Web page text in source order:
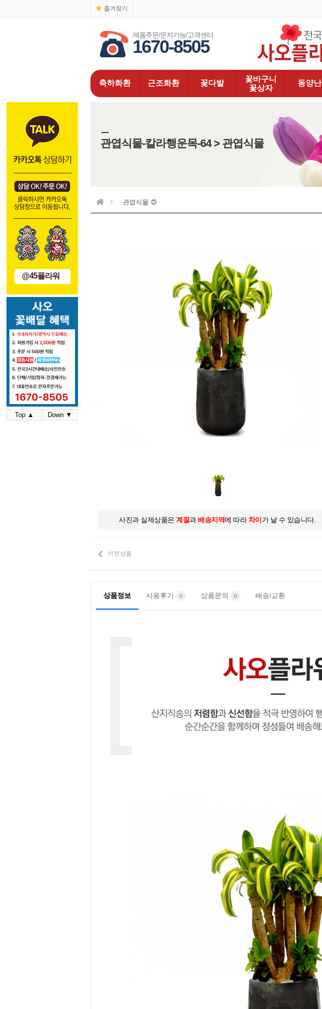
즐겨찾기
제품주문/문자가능/고객센터
1670-8505
축하화환 근조화환 꽃다발
꽃바구니
꽃상자
동양난
@45플라워
Top ▲ Down ▼
관엽식물-칼라행운목-64 > 관엽식물
관엽식물
사진과 실제상품은 계절과배송지역에 따라 차이 가 날 수 있습니다.
이전상품
상품정보 사용후기 0 상품문의 0 배송/교환